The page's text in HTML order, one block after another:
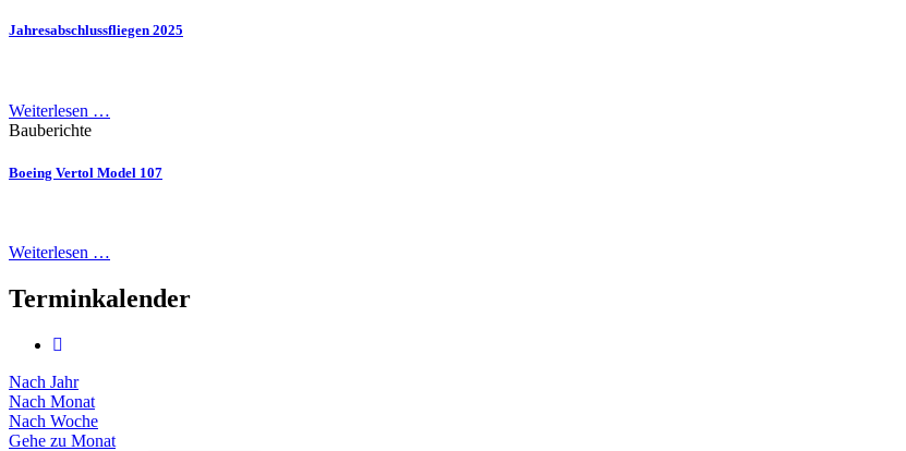
Jahresabschlussfliegen 2025
Weiterlesen …
Bauberichte
Boeing Vertol Model 107
Weiterlesen …
Terminkalender
Nach Jahr
Nach Monat
Nach Woche
Gehe zu Monat